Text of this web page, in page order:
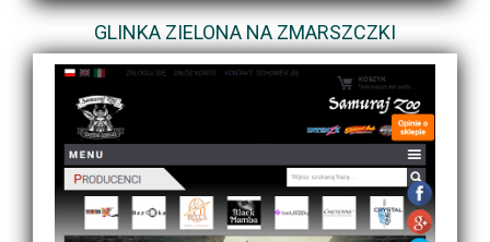
GLINKA ZIELONA NA ZMARSZCZKI